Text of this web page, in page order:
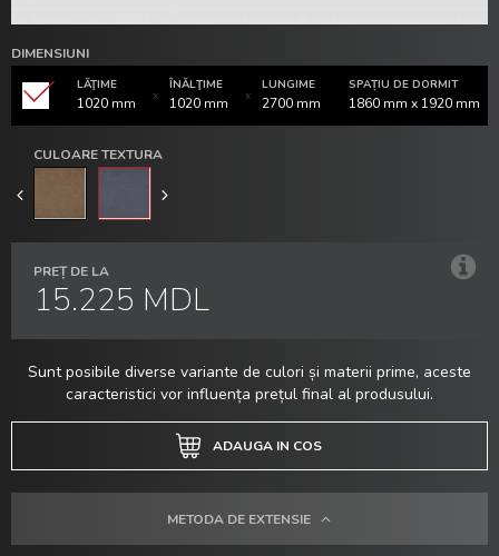
PREȚ DE LA
15.225 MDL
Sunt posibile diverse variante de culori și materii prime, aceste
caracteristici vor influența prețul final al produsului.
ADAUGA IN COS
DIMENSIUNI
LĂŢIME
1020 mm
ÎNĂLŢIME
1020 mm
LUNGIME
2700 mm
SPAȚIU DE DORMIT
1860 mm x 1920 mm
CULOARE TEXTURA
METODA DE EXTENSIE